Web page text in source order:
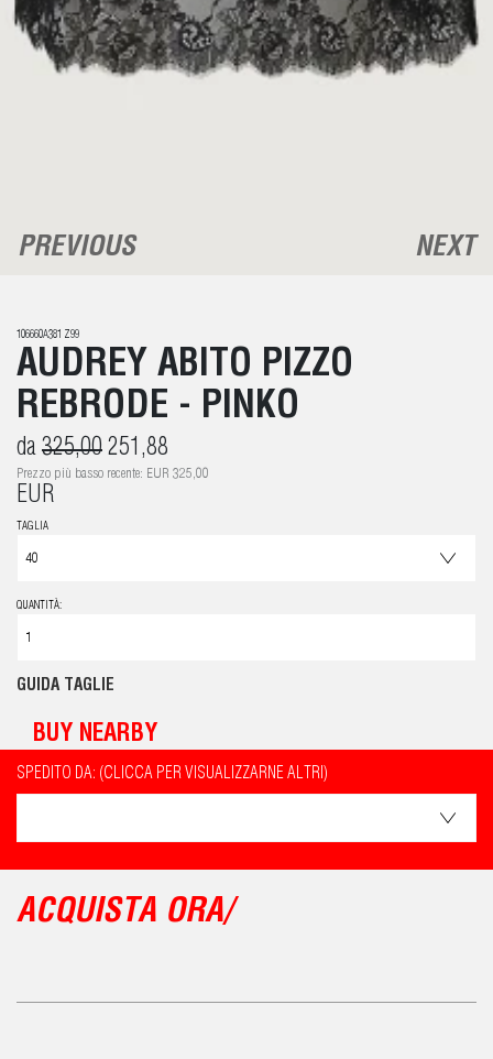
PREVIOUS NEXT
106660A381 Z99
AUDREY ABITO PIZZO
REBRODE - PINKO
da 325,00 251,88
Prezzo più basso recente: EUR 325,00
EUR
TAGLIA
QUANTITÀ:
GUIDA TAGLIE
BUY NEARBY
SPEDITO DA: (CLICCA PER VISUALIZZARNE ALTRI)
ACQUISTA ORA/